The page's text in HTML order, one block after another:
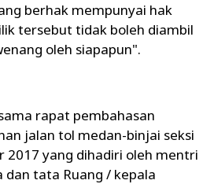
berhak mempunyai hak
tersebut tidak boleh diambil
oleh siapapun".
rapat pembahasan
jalan tol medan-binjai seksi
2017 yang dihadiri oleh mentri
tata Ruang / kepala